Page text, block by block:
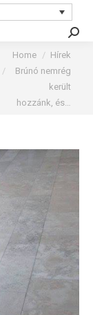
are here:
Home
Hírek
Brúnó nemrég
került
hozzánk, és…